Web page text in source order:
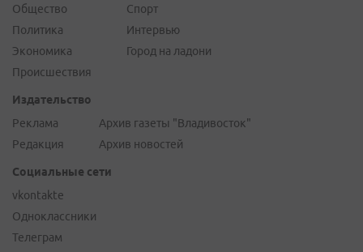
Общество
Политика
Экономика
Происшествия
Спорт
Интервью
Город на ладони
Издательство
Реклама
Редакция
Архив газеты "Владивосток"
Архив новостей
Социальные сети
vkontakte
Одноклассники
Телеграм